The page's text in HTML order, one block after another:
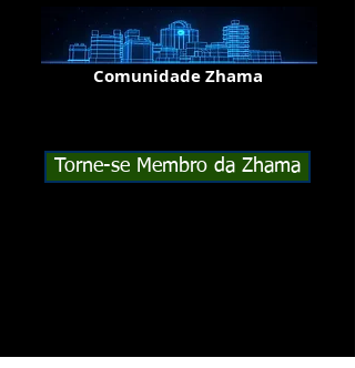
Comunidade Zhama
Torne-se Membro da Zhama